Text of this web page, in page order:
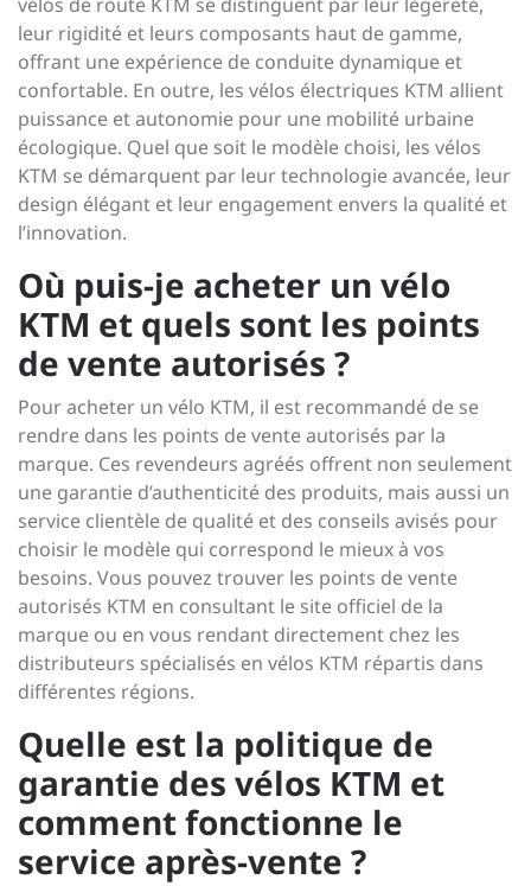
leur rigidité et leurs composants haut de gamme,
offrant une expérience de conduite dynamique et
confortable. En outre, les vélos électriques KTM allient
puissance et autonomie pour une mobilité urbaine
écologique. Quel que soit le modèle choisi, les vélos
KTM se démarquent par leur technologie avancée, leur
design élégant et leur engagement envers la qualité et
l’innovation.
Où puis-je acheter un vélo
KTM et quels sont les points
de vente autorisés ?
Pour acheter un vélo KTM, il est recommandé de se
rendre dans les points de vente autorisés par la
marque. Ces revendeurs agréés offrent non seulement
une garantie d’authenticité des produits, mais aussi un
service clientèle de qualité et des conseils avisés pour
choisir le modèle qui correspond le mieux à vos
besoins. Vous pouvez trouver les points de vente
autorisés KTM en consultant le site officiel de la
marque ou en vous rendant directement chez les
distributeurs spécialisés en vélos KTM répartis dans
différentes régions.
Quelle est la politique de
garantie des vélos KTM et
comment fonctionne le
service après-vente ?